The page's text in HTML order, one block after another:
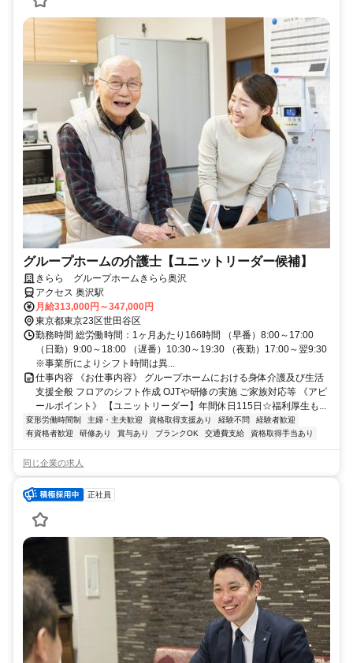
グループホームの介護士【ユニットリーダー候補】
きらら グループホームきらら奥沢
アクセス 奥沢駅
月給313,000円～347,000円
東京都東京23区世田谷区
勤務時間 総労働時間：1ヶ月あたり166時間 （早番）8:00～17:00
（日勤）9:00～18:00 （遅番）10:30～19:30 （夜勤）17:00～翌9:30
※事業所によりシフト時間は異...
仕事内容 《お仕事内容》 グループホームにおける身体介護及び生活
支援全般 フロアのシフト作成 OJTや研修の実施 ご家族対応等 《アピ
ールポイント》 【ユニットリーダー】年間休日115日☆福利厚生も...
変形労働時間制 主婦・主夫歓迎 資格取得支援あり 経験不問
経験者歓迎
有資格者歓迎
研修あり 賞与あり ブランクOK 交通費支給 資格取得手当あり
同じ企業の求人
正社員